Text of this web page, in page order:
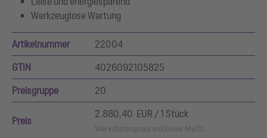
Werkzeuglose Wartung
Artikelnummer 22004
GTIN 4026092105825
Preisgruppe 20
Preis
2.880,40 EUR / 1 Stück
Werkslistenpreis exklusive MwSt.